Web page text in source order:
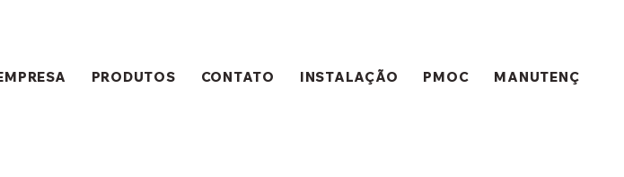
PRODUTOS CONTATO INSTALAÇÃO PMOC MANUTENÇÃO